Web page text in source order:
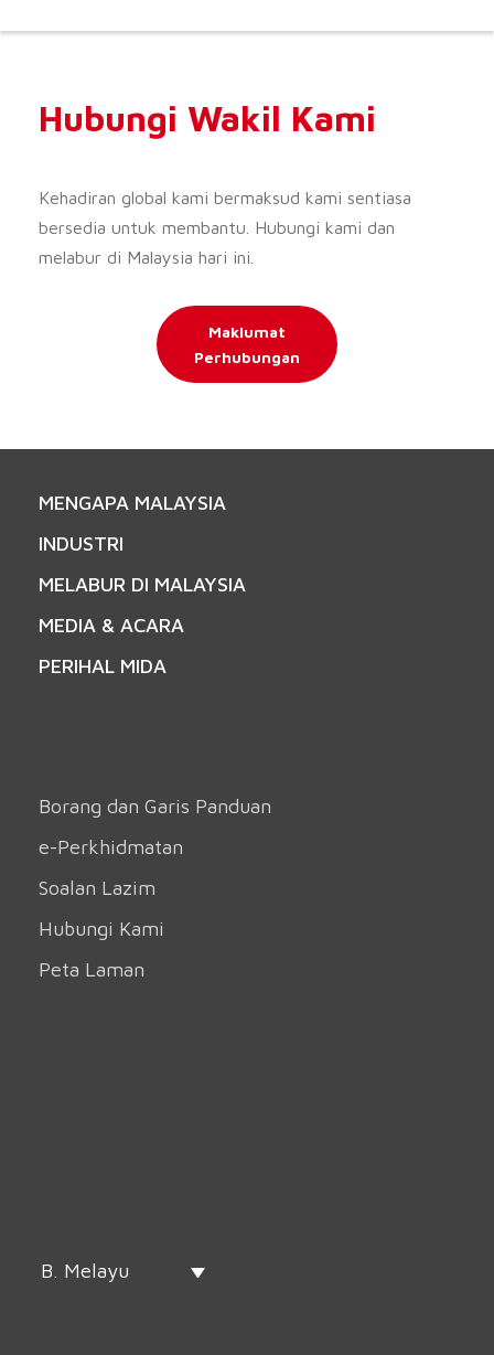
Hubungi Wakil Kami
Kehadiran global kami bermaksud kami sentiasa
bersedia untuk membantu. Hubungi kami dan
melabur di Malaysia hari ini.
Maklumat
Perhubungan
MENGAPA MALAYSIA
INDUSTRI
MELABUR DI MALAYSIA
MEDIA & ACARA
PERIHAL MIDA
Borang dan Garis Panduan
e-Perkhidmatan
Soalan Lazim
Hubungi Kami
Peta Laman
B. Melayu